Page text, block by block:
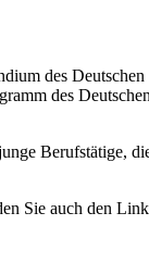
des Deutschen
des
Berufstätige,
Sie auch den